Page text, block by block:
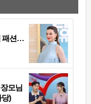
패션…
모님
)